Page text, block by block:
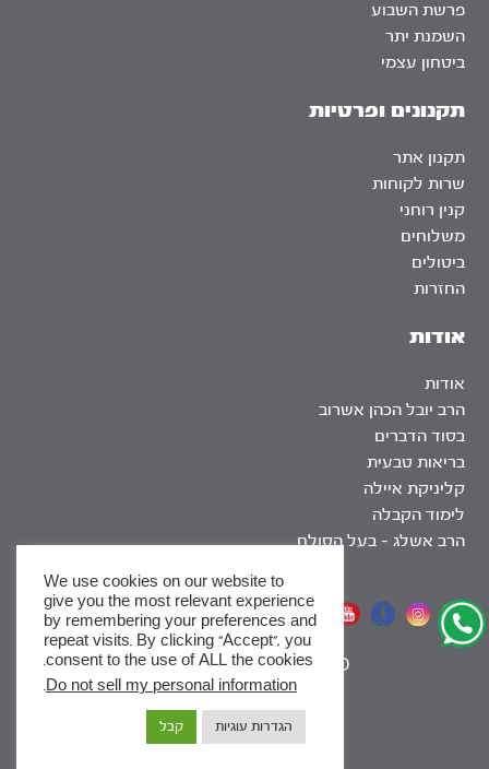
אודות
אודות
הרב יובל הכהן אשרוב
בסוד הדברים
בריאות טבעית
קליניקת איילה
לימוד הקבלה
הרב אשלג – בעל הסולם
פרשת השבוע
השמנת יתר
ביטחון עצמי
תקנונים ופרטיות
תקנון אתר
שרות לקוחות
קנין רוחני
משלוחים
ביטולים
החזרות
אתר שומר שבת
SEO
|
We use cookies on our website to
give you the most relevant experience
by remembering your preferences and
repeat visits. By clicking “Accept”, you
consent to the use of ALL the cookies.
Do not sell my personal information
.
הגדרות עוגיות קבל
x